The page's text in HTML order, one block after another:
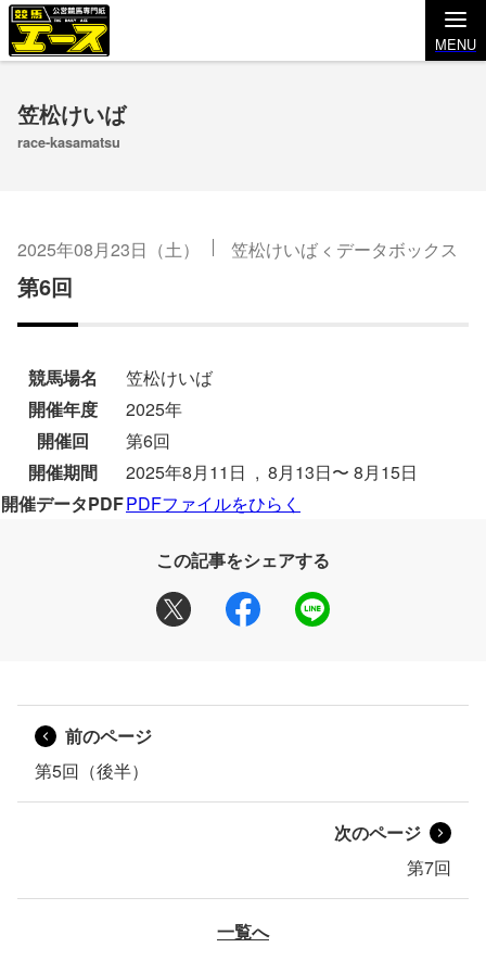
MENU
笠松けいば
race-kasamatsu
2025年08月23日（土） 笠松けいば < データボックス
第6回
競馬場名
笠松けいば
開催年度
2025年
開催回
第6回
開催期間
2025年8月11日 , 8月13日〜 8月15日
開催データPDFPDFファイルをひらく
この記事をシェアする
前のページ
第5回（後半）
次のページ
第7回
一覧へ